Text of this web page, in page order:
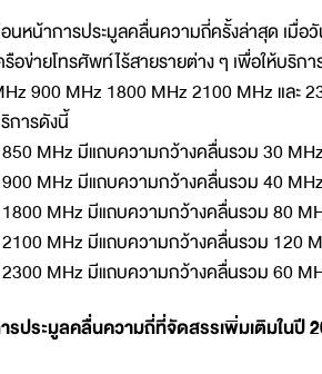
นหน้าการประมูลคลื่นความถี่ครั้งล่าสุด เมื่
รือข่ายโทรศัพท์ไร้สายรายต่าง ๆ เพื่อให้บริ
900 MHz 1800 MHz 2100 MHz และ
การดังนี้
MHz มีแถบความกว้างคลื่นรวม 30
MHz มีแถบความกว้างคลื่นรวม 40
MHz มีแถบความกว้างคลื่นรวม 80
MHz มีแถบความกว้างคลื่นรวม 120
MHz มีแถบความกว้างคลื่นรวม 60
รประมูลคลื่นความถี่ที่จัดสรรเพิ่มเติมในปี